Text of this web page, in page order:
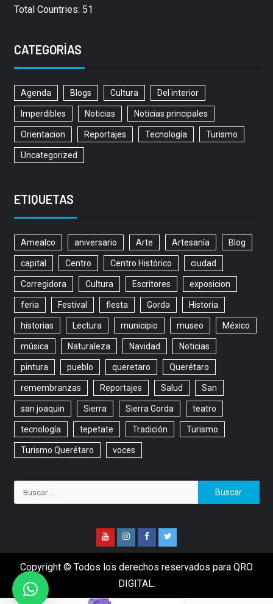
Total Countries: 51
CATEGORÍAS
Agenda Blogs Cultura Del interior
Imperdibles Noticias Noticias principales
Orientacion Reportajes Tecnología Turismo
Uncategorized
ETIQUETAS
Amealco aniversario Arte Artesanía Blog
capital Centro Centro Histórico ciudad
Corregidora Cultura Escritores exposicion
feria Festival fiesta Gorda Historia
historias Lectura municipio museo México
música Naturaleza Navidad Noticias
pintura pueblo queretaro Querétaro
remembranzas Reportajes Salud San
san joaquin Sierra Sierra Gorda teatro
tecnología tepetate Tradición Turismo
Turismo Querétaro voces
Copyright © Todos los derechos reservados para QRO
DIGITAL.